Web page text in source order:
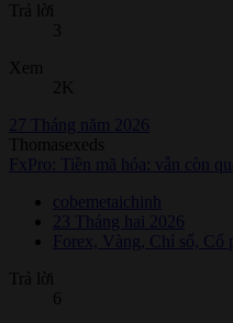
Trả lời
3
Xem
2K
27 Tháng năm 2026
Thomasexeds
FxPro: Tiền mã hóa: vẫn còn
cobemetaichinh
23 Tháng hai 2026
Forex, Vàng, Chỉ số, Cổ
Trả lời
6